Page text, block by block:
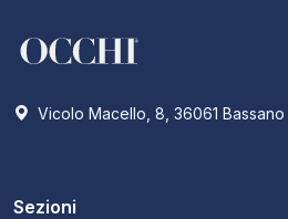
Vicolo Macello, 8, 36061
Sezioni